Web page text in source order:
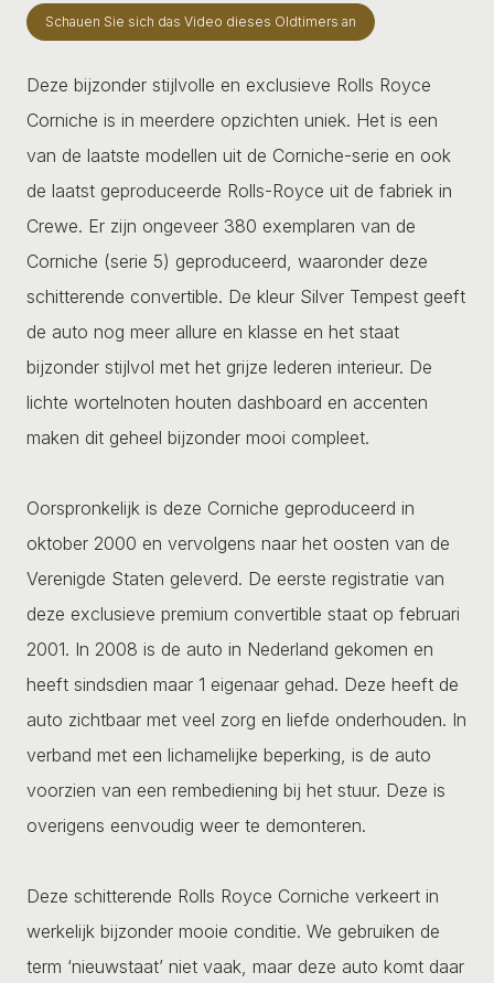
Schauen Sie sich das Video dieses Oldtimers an
Deze bijzonder stijlvolle en exclusieve Rolls Royce
Corniche is in meerdere opzichten uniek. Het is een
van de laatste modellen uit de Corniche-serie en ook
de laatst geproduceerde Rolls-Royce uit de fabriek in
Crewe. Er zijn ongeveer 380 exemplaren van de
Corniche (serie 5) geproduceerd, waaronder deze
schitterende convertible. De kleur Silver Tempest geeft
de auto nog meer allure en klasse en het staat
bijzonder stijlvol met het grijze lederen interieur. De
lichte wortelnoten houten dashboard en accenten
maken dit geheel bijzonder mooi compleet.
Oorspronkelijk is deze Corniche geproduceerd in
oktober 2000 en vervolgens naar het oosten van de
Verenigde Staten geleverd. De eerste registratie van
deze exclusieve premium convertible staat op februari
2001. In 2008 is de auto in Nederland gekomen en
heeft sindsdien maar 1 eigenaar gehad. Deze heeft de
auto zichtbaar met veel zorg en liefde onderhouden. In
verband met een lichamelijke beperking, is de auto
voorzien van een rembediening bij het stuur. Deze is
overigens eenvoudig weer te demonteren.
Deze schitterende Rolls Royce Corniche verkeert in
werkelijk bijzonder mooie conditie. We gebruiken de
term ‘nieuwstaat’ niet vaak, maar deze auto komt daar